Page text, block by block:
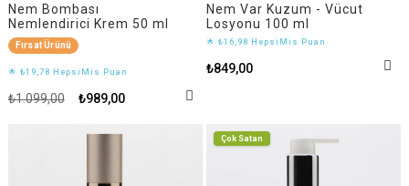
Nem Bombası
Nemlendirici Krem 50 ml
Fırsat Ürünü
🌟 ₺19,78 HepsiMis Puan
₺989,00
₺1.099,00
Nem Var Kuzum - Vücut
Losyonu 100 ml
🌟 ₺16,98 HepsiMis Puan
₺849,00
Çok Satan